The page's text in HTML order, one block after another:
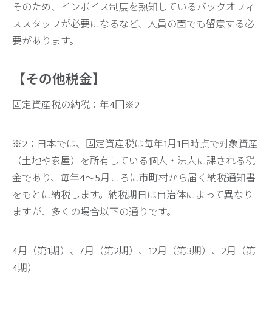
そのため、インボイス制度を熟知しているバックオフィ
ススタッフが必要になるなど、人員の面でも留意する必
要があります。
【その他税金】
固定資産税の納税：年4回※2
※2：日本では、固定資産税は毎年1月1日時点で対象資産
（土地や家屋）を所有している個人・法人に課される税
金であり、毎年4～5月ころに市町村から届く納税通知書
をもとに納税します。納税期日は自治体によって異なり
ますが、多くの場合以下の通りです。
4月（第1期）、7月（第2期）、12月（第3期）、2月（第
4期）